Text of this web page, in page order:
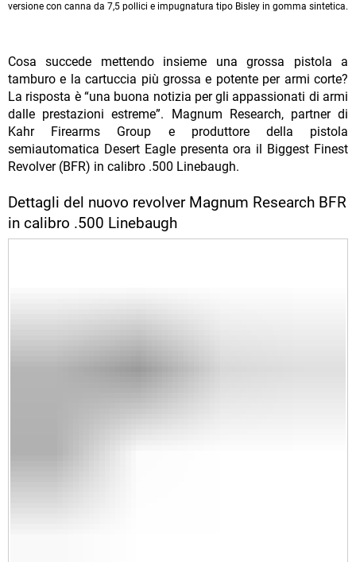
versione con canna da 7,5 pollici e impugnatura tipo Bisley in gomma sintetica.
Cosa succede mettendo insieme una grossa pistola a
tamburo e la cartuccia più grossa e potente per armi corte?
La risposta è “una buona notizia per gli appassionati di armi
dalle prestazioni estreme”. Magnum Research, partner di
Kahr Firearms Group e produttore della pistola
semiautomatica Desert Eagle presenta ora il Biggest Finest
Revolver (BFR) in calibro .500 Linebaugh.
Dettagli del nuovo revolver Magnum Research BFR
in calibro .500 Linebaugh